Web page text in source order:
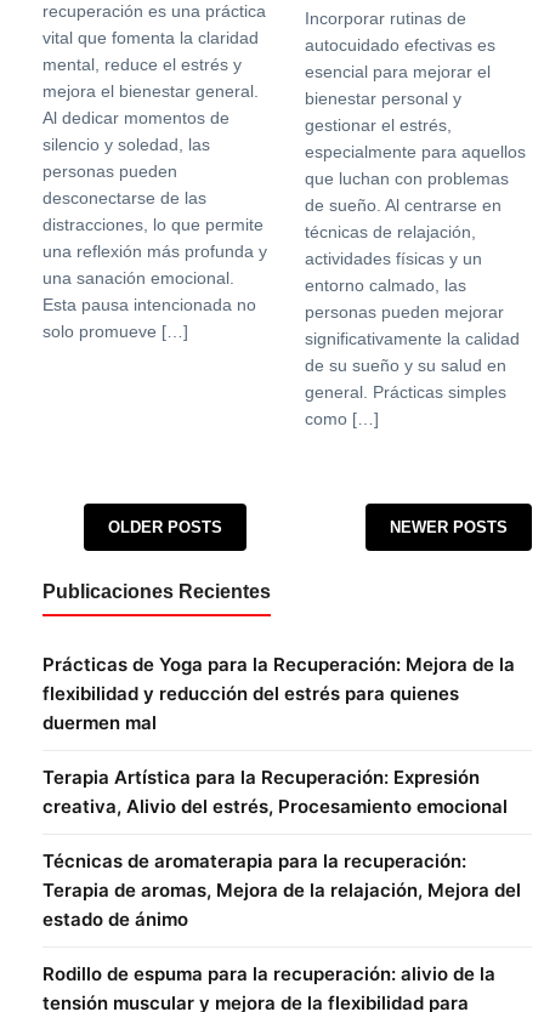
recuperación es una práctica
vital que fomenta la claridad
mental, reduce el estrés y
mejora el bienestar general.
Al dedicar momentos de
silencio y soledad, las
personas pueden
desconectarse de las
distracciones, lo que permite
una reflexión más profunda y
una sanación emocional.
Esta pausa intencionada no
solo promueve […]
Incorporar rutinas de
autocuidado efectivas es
esencial para mejorar el
bienestar personal y
gestionar el estrés,
especialmente para aquellos
que luchan con problemas
de sueño. Al centrarse en
técnicas de relajación,
actividades físicas y un
entorno calmado, las
personas pueden mejorar
significativamente la calidad
de su sueño y su salud en
general. Prácticas simples
como […]
Posts navigation
OLDER POSTS NEWER POSTS
Publicaciones Recientes
Prácticas de Yoga para la Recuperación: Mejora de la
flexibilidad y reducción del estrés para quienes
duermen mal
Terapia Artística para la Recuperación: Expresión
creativa, Alivio del estrés, Procesamiento emocional
Técnicas de aromaterapia para la recuperación:
Terapia de aromas, Mejora de la relajación, Mejora del
estado de ánimo
Rodillo de espuma para la recuperación: alivio de la
tensión muscular y mejora de la flexibilidad para